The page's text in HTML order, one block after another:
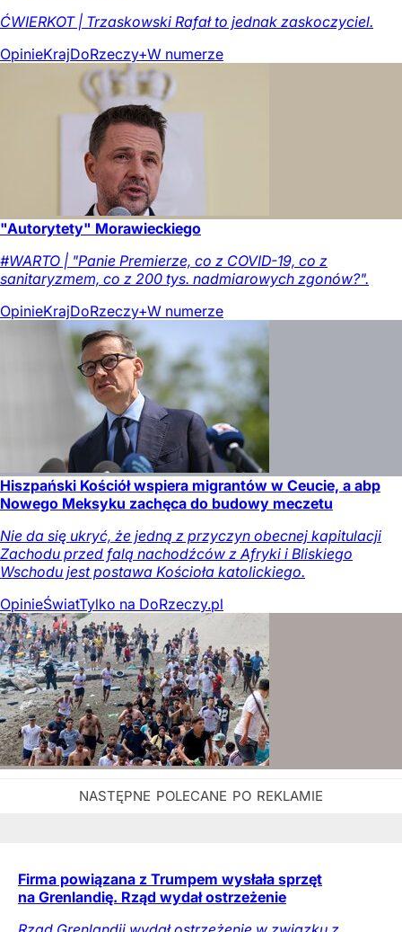
ĆWIERKOT | Trzaskowski Rafał to jednak zaskoczyciel.
OpinieKrajDoRzeczy+W numerze
"Autorytety" Morawieckiego
#WARTO | "Panie Premierze, co z COVID-19, co z
sanitaryzmem, co z 200 tys. nadmiarowych zgonów?".
OpinieKrajDoRzeczy+W numerze
Hiszpański Kościół wspiera migrantów w Ceucie, a abp
Nowego Meksyku zachęca do budowy meczetu
Nie da się ukryć, że jedną z przyczyn obecnej kapitulacji
Zachodu przed falą nachodźców z Afryki i Bliskiego
Wschodu jest postawa Kościoła katolickiego.
OpinieŚwiatTylko na DoRzeczy.pl
Firma powiązana z Trumpem wysłała sprzęt
na Grenlandię. Rząd wydał ostrzeżenie